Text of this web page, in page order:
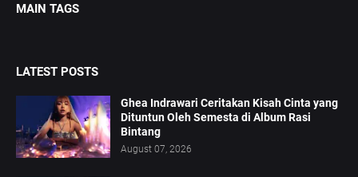
MAIN TAGS
LATEST POSTS
Ghea Indrawari Ceritakan Kisah Cinta yang
Dituntun Oleh Semesta di Album Rasi
Bintang
August 07, 2026